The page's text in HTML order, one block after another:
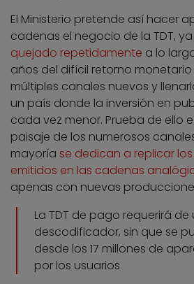
El Ministerio pretende así hacer
cadenas el negocio de la TDT,
quejado repetidamente a lo
años del difícil retorno
múltiples canales nuevos y
un país donde la inversión en
cada vez menor. Prueba de ello
paisaje de los numerosos
mayoría se dedican a replicar
emitidos en las cadenas
apenas con nuevas
La TDT de pago requerirá
descodificador, sin que se
desde los 17 millones de
por los usuarios